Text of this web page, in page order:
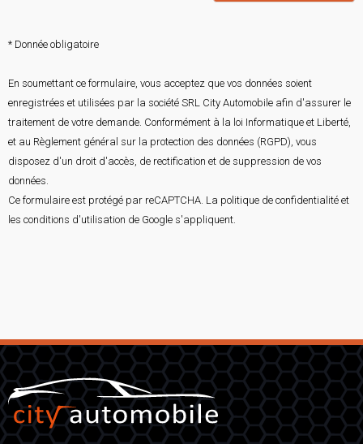
* Donnée obligatoire
En soumettant ce formulaire, vous acceptez que vos données soient
enregistrées et utilisées par la société SRL City Automobile afin d'assurer le
traitement de votre demande. Conformément à la loi Informatique et Liberté,
et au Règlement général sur la protection des données (RGPD), vous
disposez d'un droit d'accès, de rectification et de suppression de vos
données.
Ce formulaire est protégé par reCAPTCHA. La politique de confidentialité et
les conditions d'utilisation de Google s'appliquent.